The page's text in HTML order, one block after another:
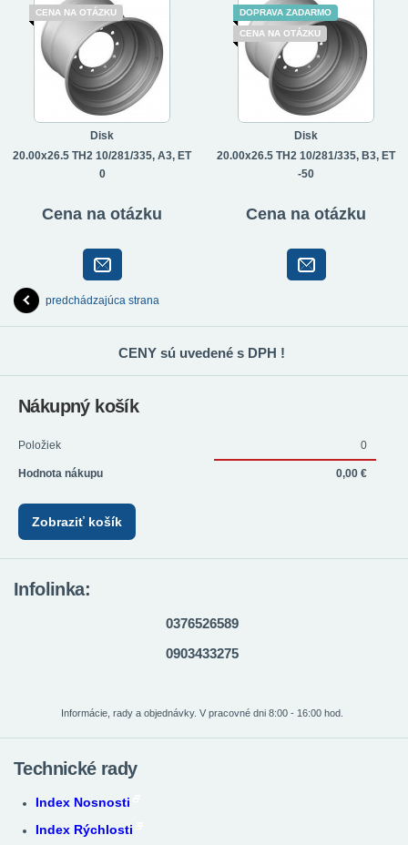
Disk
20.00x26.5 TH2 10/281/335, A3, ET
0
CENA NA OTÁZKU
Cena na otázku
Disk
20.00x26.5 TH2 10/281/335, B3, ET
-50
DOPRAVA ZADARMO
CENA NA OTÁZKU
Cena na otázku
predchádzajúca strana
CENY sú uvedené s DPH !
Nákupný košík
Položiek 0
Hodnota nákupu 0,00 €
Zobraziť košík
Infolinka:
0376526589
0903433275
Informácie, rady a objednávky. V pracovné dni 8:00 - 16:00 hod.
Technické rady
Index Nosnosti
Index Rýchlosti